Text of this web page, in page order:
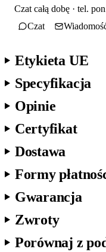
Czat całą dobę · tel.
Czat
Etykieta UE
Specyfikacja
Opinie
Certyfikat
Dostawa
Formy
Gwarancja
Zwroty
Porównaj z